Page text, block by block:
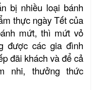
bị nhiều loại bánh
thực ngày Tết của
mứt, thì mứt vỏ
được các gia đình
đãi khách và để cả
nhi, thưởng thức